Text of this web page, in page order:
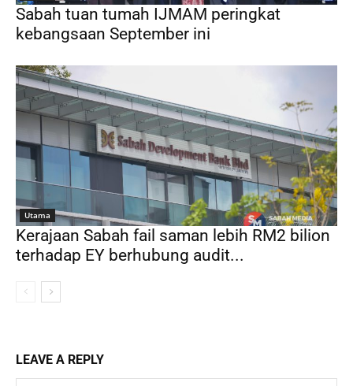
Sabah tuan tumah IJMAM peringkat
kebangsaan September ini
Utama
Kerajaan Sabah fail saman lebih RM2 bilion
terhadap EY berhubung audit...
LEAVE A REPLY